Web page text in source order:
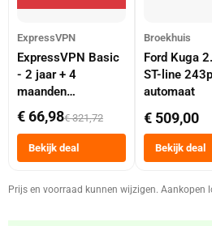
ExpressVPN
ExpressVPN Basic
- 2 jaar + 4
maanden
abonnement
€ 66,98€ 321,72
Bekijk deal
Broekhuis
Ford Kuga
ST-line
automaat
€ 509,00
Bekijk deal
Prijs en voorraad kunnen wijzigen. Aankopen